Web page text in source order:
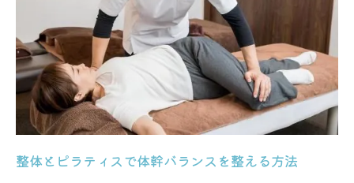
整体×ピラティスの症例で見る変化の事例
マンツーマン指導が叶える姿勢の変化
整体とピラティスの個別指導で姿勢を美し
く
理学療法士が見抜く身体の歪みと整体対策
マンツーマン整体で得られる姿勢改善効果
整体とピラティスで体幹バランスを整える方法